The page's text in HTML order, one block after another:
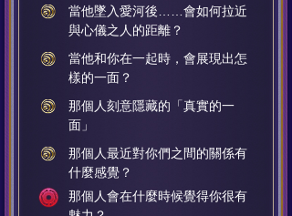
當他墜入愛河後……會如何拉近
與心儀之人的距離？
當他和你在一起時，會展現出怎
樣的一面？
那個人刻意隱藏的「真實的一
面」
那個人最近對你們之間的關係有
什麼感覺？
那個人會在什麼時候覺得你很有